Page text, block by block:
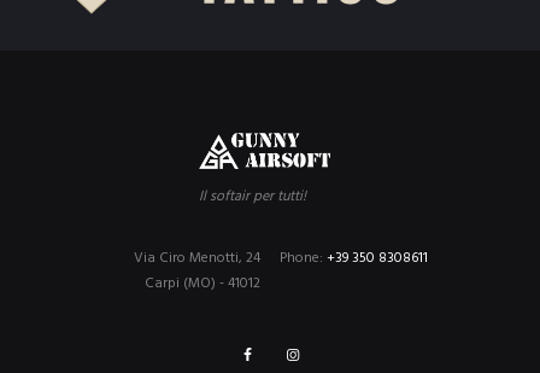
Il softair per tutti!
Phone: +39 350 8308611
Via Ciro Menotti, 24
Carpi (MO) - 41012